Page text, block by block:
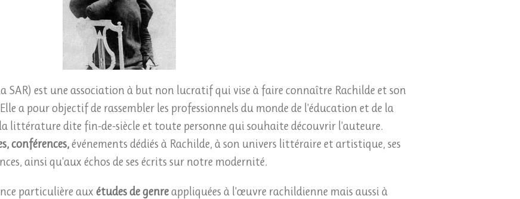
SAR) est une association à but non lucratif qui vise à faire connaître Rachilde et son
a pour objectif de rassembler les professionnels du monde de l'éducation et de la
la littérature dite fin-de-siècle et toute personne qui souhaite découvrir l'auteure.
conférences,événements dédiés à Rachilde, à son univers littéraire et artistique, ses
ainsi qu'aux échos de ses écrits sur notre modernité.
particulière aux études de genreappliquées à l'œuvre rachildienne mais aussi à